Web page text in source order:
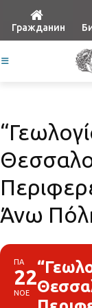
Гражданин
Άνω
ΠΑ
22
ΝΟΕ